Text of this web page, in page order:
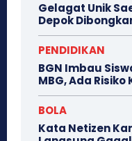
Gelagat Unik
Depok
PENDIDIKAN
BGN Imbau
MBG, Ada
BOLA
Kata Netizen